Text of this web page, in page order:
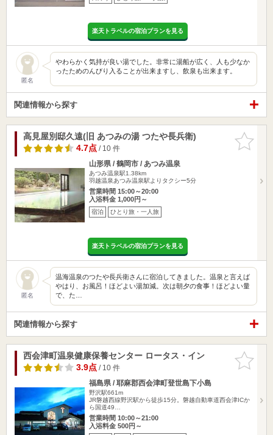
楽天トラベルの宿泊プランを見る
匿名
やわらかく気持が良い湯でした。非常に湯船が広く、人も少なか
ったためのんびり入ることが出来ますし、飲泉も出来ます。
関連情報から探す
お気に入
りに追加
高見屋別邸久遠(旧 あつみの湯 つたや長兵衛)
4.7点/ 10 件
山形県 / 鶴岡市 / あつみ温泉
あつみ温泉駅1.38km
羽越温泉あつみ温泉駅よりタクシー5分
営業時間 15:00～20:00
入浴料金 1,000円～
宿泊 ひとり旅・一人旅
楽天トラベルの宿泊プランを見る
匿名
温海温泉のつたや長兵衛さんに宿泊してきました。温泉と言えば
やはり、お風呂！ほどよい湯加減。次は朝夕の食事！ほどよい量
で、た…
関連情報から探す
お気に入
りに追加
西会津町温泉健康保養センター ロータス・イン
3.9点/ 10 件
福島県 / 耶麻郡西会津町登世島下小島
野沢駅661m
JR磐越西線野沢駅から徒歩15分。磐越自動車道西会津ICか
ら国道49…
営業時間 10:00～21:00
入浴料金 500円～